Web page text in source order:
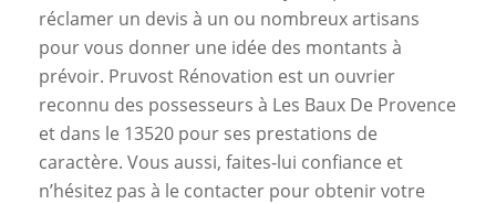
réclamer un devis à un ou nombreux artisans
pour vous donner une idée des montants à
prévoir. Pruvost Rénovation est un ouvrier
reconnu des possesseurs à Les Baux De Provence
et dans le 13520 pour ses prestations de
caractère. Vous aussi, faites-lui confiance et
n’hésitez pas à le contacter pour obtenir votre